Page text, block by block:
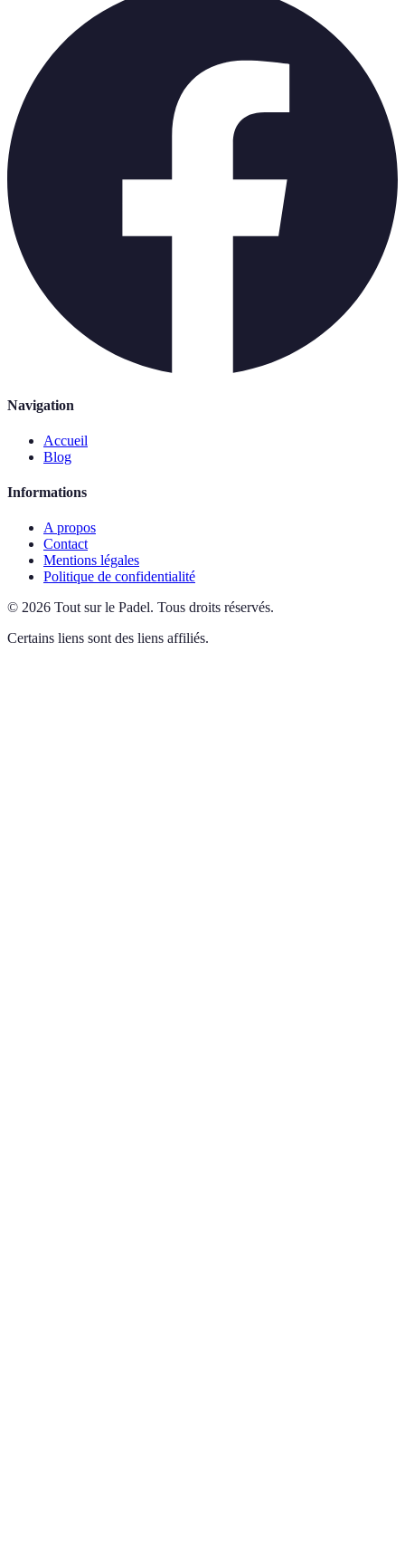
Navigation
Accueil
Blog
Informations
A propos
Contact
Mentions légales
Politique de confidentialité
© 2026 Tout sur le Padel. Tous droits réservés.
Certains liens sont des liens affiliés.